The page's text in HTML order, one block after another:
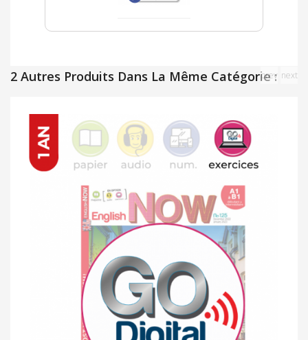
2 Autres Produits Dans La Même Catégorie :
prev next